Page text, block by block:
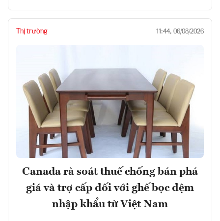
Thị trường 11:44, 06/08/2026
Canada rà soát thuế chống bán phá
giá và trợ cấp đối với ghế bọc đệm
nhập khẩu từ Việt Nam